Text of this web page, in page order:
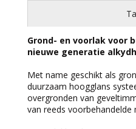
Grond- en voorlak voor
nieuwe generatie
Met name geschikt als
duurzaam hoogglans
overgronden van
van reeds